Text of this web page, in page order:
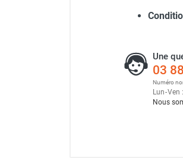
Chauffage au fioul avec
Aérotherme au fioul
Chauffage
Chauffage d'atelier fixe
Une
03
Numéro
Lun-Ven
Nous